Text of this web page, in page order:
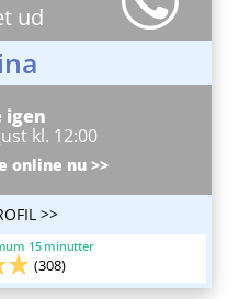
ud
igen
kl. 12:00
online nu >>
>>
15 minutter
(308)